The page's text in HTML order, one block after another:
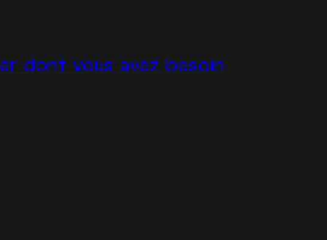
dont vous avez besoin